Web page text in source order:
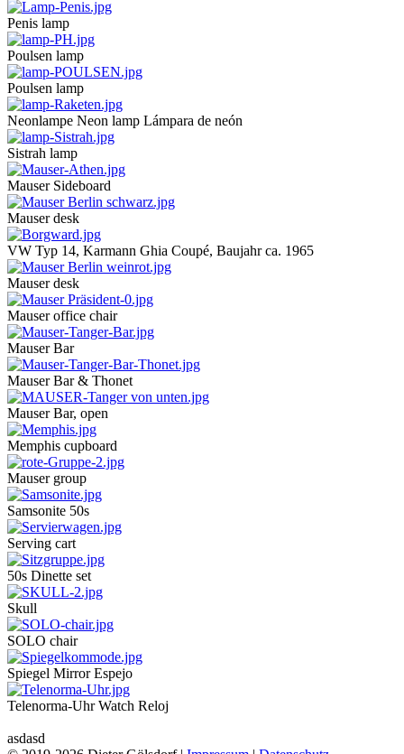
Penis lamp
Poulsen lamp
Poulsen lamp
Neonlampe Neon lamp Lámpara de neón
Sistrah lamp
Mauser Sideboard
Mauser desk
VW Typ 14, Karmann Ghia Coupé, Baujahr ca. 1965
Mauser desk
Mauser office chair
Mauser Bar
Mauser Bar & Thonet
Mauser Bar, open
Memphis cupboard
Mauser group
Samsonite 50s
Serving cart
50s Dinette set
Skull
SOLO chair
Spiegel Mirror Espejo
Telenorma-Uhr Watch Reloj
asdasd